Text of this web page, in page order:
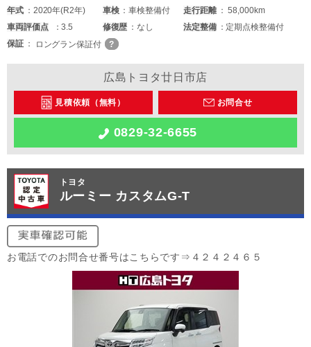
年式 2020年(R2年) 車検 車検整備付 走行距離
58,000km
車両評価点 3.5 修復歴 なし 法定整備
定期点検整備付
保証
ロングラン保証付
広島トヨタ廿日市店
見積依頼（無料） お問合せ
0829-32-6655
トヨタ
ルーミー カスタムG-T
お電話でのお問合せ番号はこちらです⇒４２４２４６５